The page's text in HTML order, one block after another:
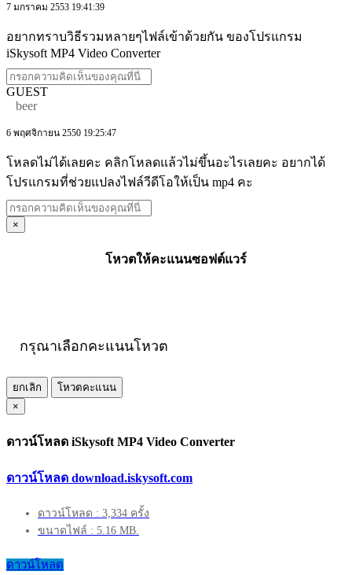
7 มกราคม 2553 19:41:39
อยากทราบวิธีรวมหลายๆไฟล์เข้าด้วยกัน ของโปรแกรม
iSkysoft MP4 Video Converter
GUEST
beer
6 พฤศจิกายน 2550 19:25:47
โหลดไม่ได้เลยคะ คลิกโหลดแล้วไม่ขึ้นอะไรเลยคะ อยากได้
โปรแกรมที่ช่วยแปลงไฟล์วีดีโอให้เป็น mp4 คะ
×
โหวตให้คะแนนซอฟต์แวร์
กรุณาเลือกคะแนนโหวต
ยกเลิก
โหวตคะแนน
×
ดาวน์โหลด iSkysoft MP4 Video Converter
ดาวน์โหลด download.iskysoft.com
ดาวน์โหลด : 3,334 ครั้ง
ขนาดไฟล์ : 5.16 MB.
ดาวน์โหลด